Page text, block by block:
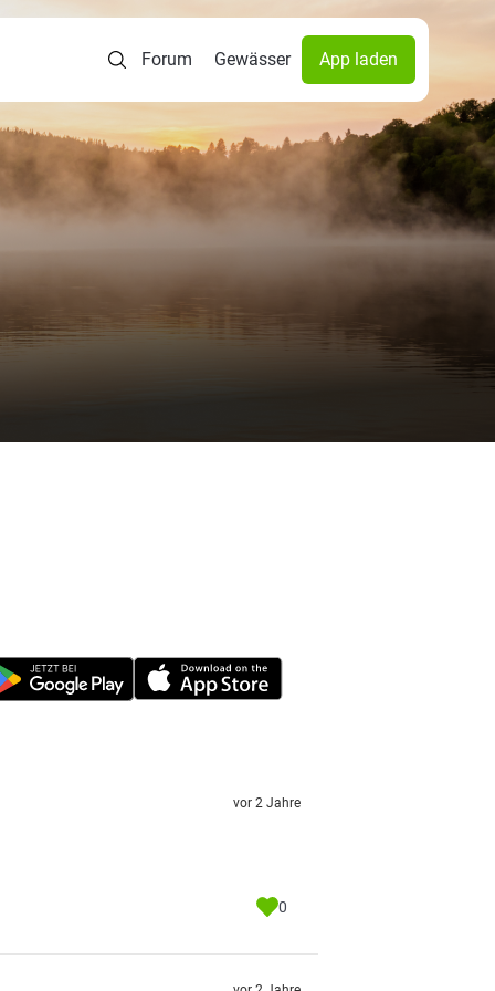
Forum Gewässer App laden
vor 2 Jahre
0